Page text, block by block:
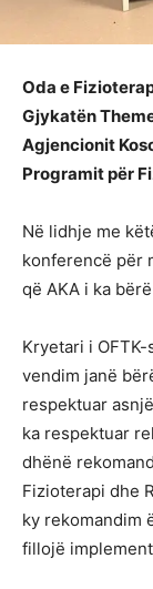
Oda e
Gjykatën
Agjencionit
Programit për
Në lidhje me
konferencë për
që AKA i ka
Kryetari i
vendim janë
respektuar
ka respektuar
dhënë
Fizioterapi dhe
ky rekomandim
fillojë